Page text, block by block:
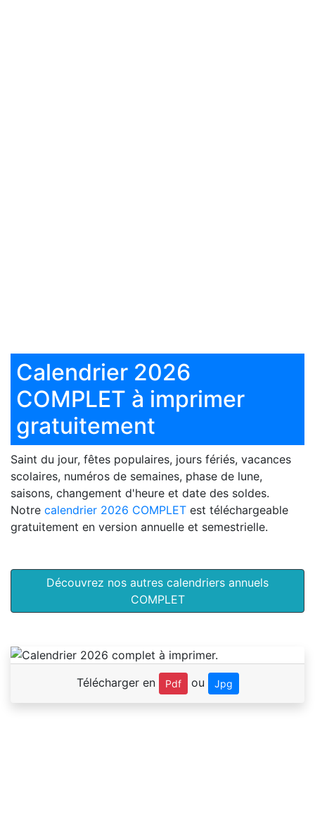
Calendrier 2026
COMPLET à imprimer
gratuitement
Saint du jour, fêtes populaires, jours fériés, vacances
scolaires, numéros de semaines, phase de lune,
saisons, changement d'heure et date des soldes.
Notre calendrier 2026 COMPLET est téléchargeable
gratuitement en version annuelle et semestrielle.
Découvrez nos autres calendriers annuels
COMPLET
Télécharger en Pdf ou Jpg